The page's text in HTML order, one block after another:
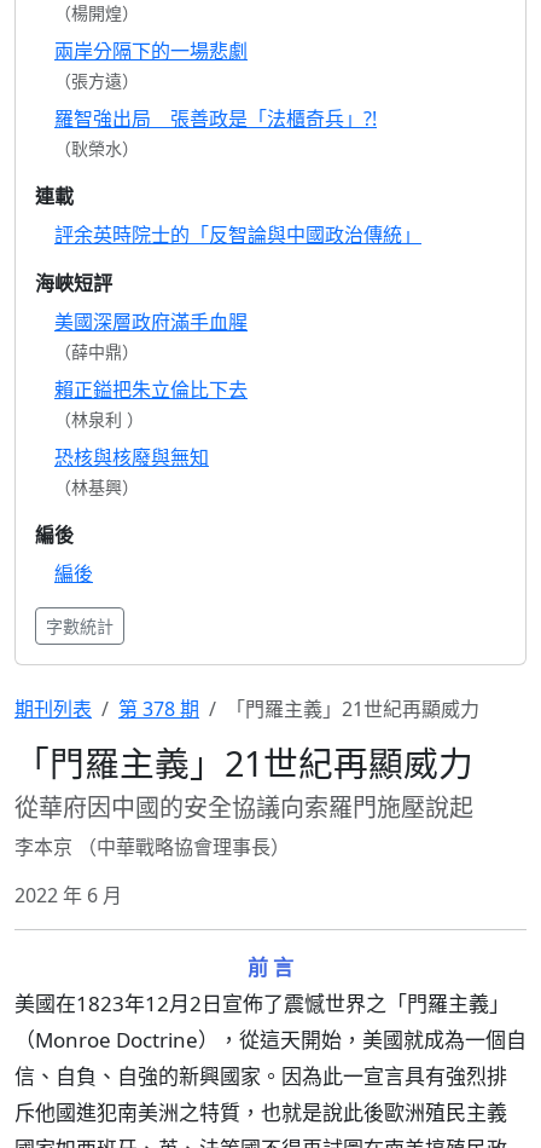
（楊開煌）
兩岸分隔下的一場悲劇
（張方遠）
羅智強出局 張善政是「法櫃奇兵」?!
（耿榮水）
連載
評余英時院士的「反智論與中國政治傳統」
海峽短評
美國深層政府滿手血腥
（薛中鼎）
賴正鎰把朱立倫比下去
（林泉利 ）
恐核與核廢與無知
（林基興）
編後
編後
字數統計
期刊列表 第 378 期 「門羅主義」21世紀再顯威力
「門羅主義」21世紀再顯威力
從華府因中國的安全協議向索羅門施壓說起
李本京 （中華戰略協會理事長）
2022 年 6 月
前 言
美國在1823年12月2日宣佈了震憾世界之「門羅主義」
（Monroe Doctrine），從這天開始，美國就成為一個自
信、自負、自強的新興國家。因為此一宣言具有強烈排
斥他國進犯南美洲之特質，也就是說此後歐洲殖民主義